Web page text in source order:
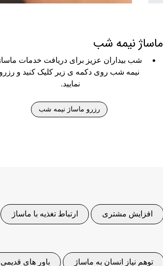
ماساژ نیمه شب
شب بیداران عزیز برای دریافت خدمات
نیمه شب روی دکمه ی زیر کلیک کنید و رزرو
نمایید.
رزرو ماساژ نیمه شب
افزایش مشتری ارتباط تغذیه با ماساژ
توهم نیاز انسان به ماساژ باور های